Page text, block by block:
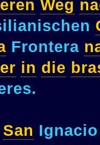
Weg
Frontera
in die
San